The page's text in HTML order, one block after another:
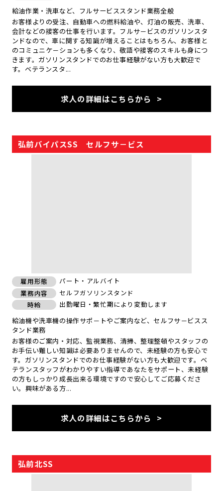
給油作業・洗車など、フルサービススタンド業務全般
お客様よりの受注、自動車への燃料給油や、灯油の販売、洗車、
会計などの接客の仕事を行います。フルサ－ビスのガソリンスタ
ンドなので、車に関する知識が増えることはもちろん、お客様と
のコミュニケ－ションも多くなり、敬語や接客のスキルも身につ
きます。ガソリンスタンドでのお仕事経験がない方も大歓迎で
す。ベテランスタ...
求人の詳細はこちらから
弘前バイパスSS セルフサ－ビス
雇用形態
パート・アルバイト
業務内容
セルフガソリンスタンド
時給
出勤曜日・繁忙期により変動します
給油機や洗車機の操作サポ－トやご案内など、セルフサ－ビスス
タンド業務
お客様のご案内・対応、監視業務、清掃、整理整頓やスタッフの
お手伝い難しい知識は必要ありませんので、未経験の方も安心で
す。ガソリンスタンドでのお仕事経験がない方も大歓迎です。ベ
テランスタッフがわかりやすい指導であなたをサポート、未経験
の方もしっかり成長出来る環境ですので安心してご応募くださ
い。興味がある方...
求人の詳細はこちらから
弘前北SS